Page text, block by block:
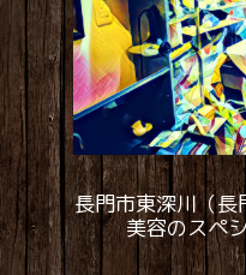
長門市東深川（
美容のスペ